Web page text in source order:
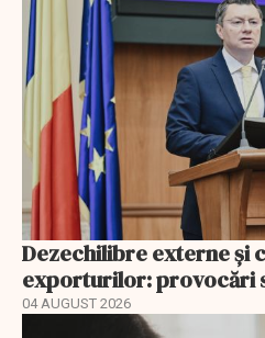
Dezechilibre externe și
exporturilor: provocări
04 AUGUST 2026